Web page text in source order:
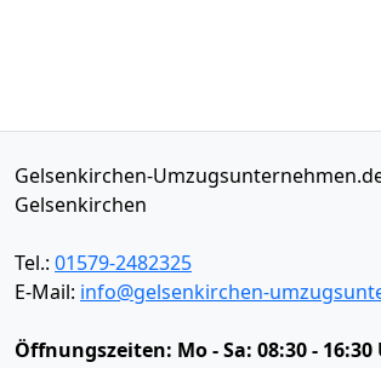
Gelsenkirchen-
Gelsenkirchen
Tel.: 01579-2482325
E-Mail: info@gelsenkirchen-
Öffnungszeiten: Mo - Sa: 08:30 -